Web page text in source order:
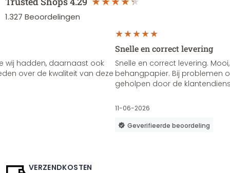
1.327 Beoordelingen
wij hadden, daarnaast ook
over de kwaliteit van deze
Snelle en correct levering
Snelle en correct levering.
behangpapier. Bij problemen
geholpen door de
11-06-2026
Geverifieerde beoordeling
VERZENDKOSTEN